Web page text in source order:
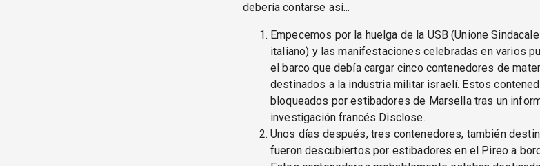
debería contarse así...
Empecemos por la huelga de la USB (Unione
italiano) y las manifestaciones celebradas en varios
el barco que debía cargar cinco contenedores de
destinados a la industria militar israelí. Estos
bloqueados por estibadores de Marsella tras un
investigación francés Disclose.
Unos días después, tres contenedores, también
fueron descubiertos por estibadores en el Pireo a